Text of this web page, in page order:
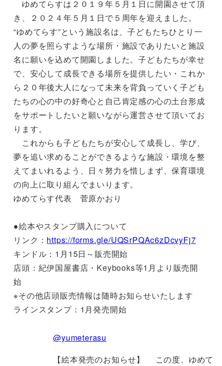
ゆめてらすは２０１９年５月１日に開園させて頂
き、２０２４年５月１日で５周年を迎えました。
“ゆめてらす”という施設名は、子どもたちひとり一
人の夢を照らすような場所・施設でありたいと施設
名に願いを込めて開園しました。子どもたちが幸せ
で、安心して成長できる場所を提供したい・これか
ら２０年後大人になって未来を背負っていく子ども
たちの心の中の好奇心と自己肯定感の心の土台形成
をサポートしたいと願いながら運営させて頂いてお
ります。
これからも子どもたちが安心して成長し、学び、
夢を追い求めることができるような施設・環境を整
えてまいれるよう、日々努力を惜しまず、保育環境
の向上に取り組んでまいります。
ゆめてらす代表 菅原かおり
●絵本やスタンプ購入について
リンク： https://forms.gle/UQSrPQAc6zDcvyFj7
キンドル：1月15日～販売開始
店頭：紀伊国屋書店・Keybooks等1月より販売開
始
※その他店頭販売情報は随時お知らせいたします
ラインスタンプ：1月発売開始
@yumeterasu
【絵本発売のお知らせ】 この度、ゆめて